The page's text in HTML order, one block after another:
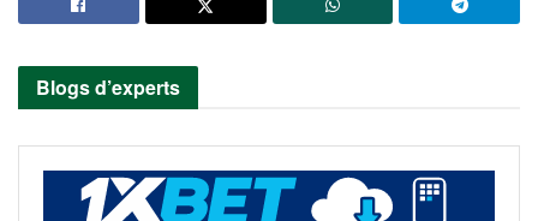
Blogs d’experts